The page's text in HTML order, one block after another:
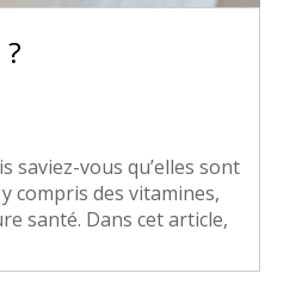
vous qu’elles sont
compris des vitamines,
santé. Dans cet article,